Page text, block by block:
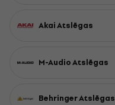
Akai Atslēgas
M-Audio Atslēgas
Behringer Atslēgas